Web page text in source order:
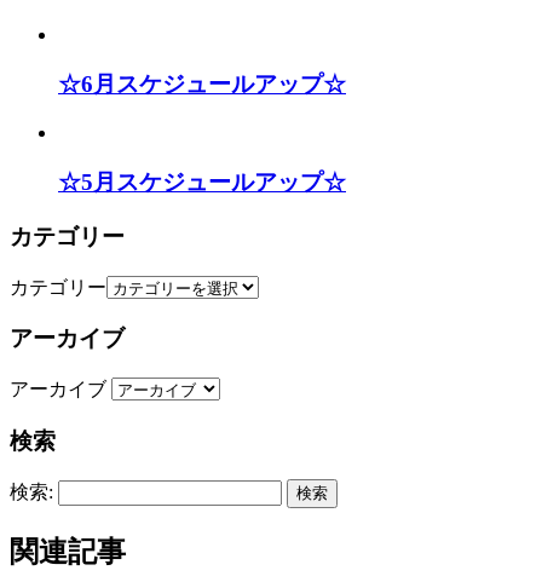
☆6月スケジュールアップ☆
☆5月スケジュールアップ☆
カテゴリー
カテゴリー
アーカイブ
アーカイブ
検索
検索:
関連記事